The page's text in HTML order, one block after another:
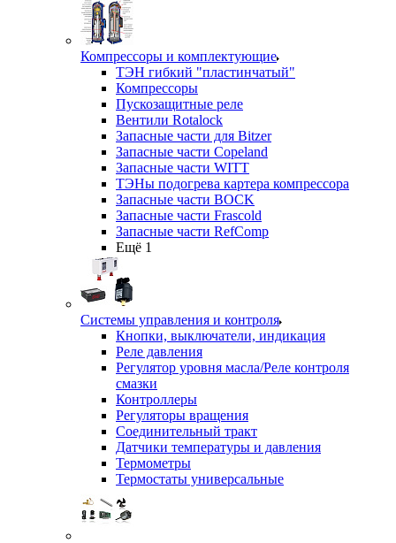
Компрессоры и комплектующие
ТЭН гибкий "пластинчатый"
Компрессоры
Пускозащитные реле
Вентили Rotalock
Запасные части для Bitzer
Запасные части Copeland
Запасные части WITT
ТЭНы подогрева картера компрессора
Запасные части BOCK
Запасные части Frascold
Запасные части RefComp
Ещё 1
Системы управления и контроля
Кнопки, выключатели, индикация
Реле давления
Регулятор уровня масла/Реле контроля
смазки
Контроллеры
Регуляторы вращения
Соединительный тракт
Датчики температуры и давления
Термометры
Термостаты универсальные